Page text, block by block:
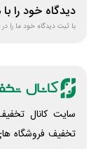
دیدگاه خود را
با ثبت دیدگاه خود ما را در
سایت کانال
تخفیف فروشگاه